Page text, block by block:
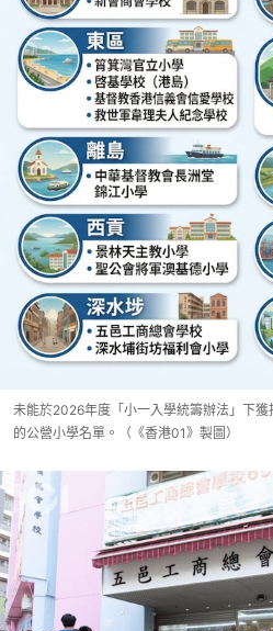
未能於2026年度「小一入學統籌辦法」下
的公營小學名單。（《香港01》製圖）